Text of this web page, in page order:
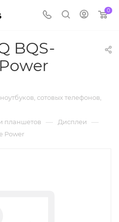
0
BQS-
сотовых телефонов,
планшетов — Дисплеи —
Power